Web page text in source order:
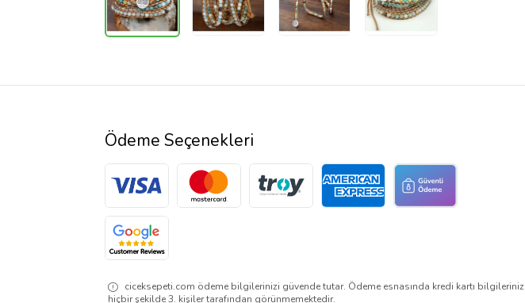
Ödeme Seçenekleri
ciceksepeti.com ödeme bilgilerinizi güvende tutar. Ödeme esnasında kredi kartı bilgileriniz
hiçbir şekilde 3. kişiler tarafından görünmemektedir.